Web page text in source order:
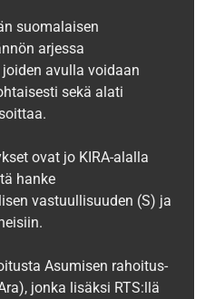
suomalaisen
arjessa
avulla voidaan
sekä alati
ovat jo KIRA-alalla
hanke
vastuullisuuden (S) ja
Asumisen rahoitus-
jonka lisäksi RTS:llä